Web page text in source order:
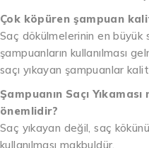
Çok köpüren şampuan
Saç dökülmelerinin en
şampuanların kullanılması
saçı yıkayan şampuanlar
Şampuanın Saçı
önemlidir?
Saç yıkayan değil, saç
kullanılması makbuldür.